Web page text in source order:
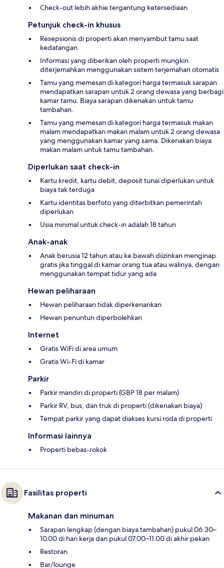
Check-out lebih akhie tergantung ketersediaan
Petunjuk check-in khusus
Resepsionis di properti akan menyambut tamu saat
kedatangan
Informasi yang diberikan oleh properti mungkin
diterjemahkan menggunakan sistem terjemahan otomatis
Tamu yang memesan di kategori harga termasuk sarapan
mendapatkan sarapan untuk 2 orang dewasa yang berbagi
kamar tamu. Biaya sarapan dikenakan untuk tamu
tambahan.
Tamu yang memesan di kategori harga termasuk makan
malam mendapatkan makan malam untuk 2 orang dewasa
yang menggunakan kamar yang sama. Dikenakan biaya
makan malam untuk tamu tambahan.
Diperlukan saat check-in
Kartu kredit, kartu debit, deposit tunai diperlukan untuk
biaya tak terduga
Kartu identitas berfoto yang diterbitkan pemerintah
diperlukan
Usia minimal untuk check-in adalah 18 tahun
Anak-anak
Anak berusia 12 tahun atau ke bawah diizinkan menginap
gratis jika tinggal di kamar orang tua atau walinya, dengan
menggunakan tempat tidur yang ada
Hewan peliharaan
Hewan peliharaan tidak diperkenankan
Hewan penuntun diperbolehkan
Internet
Gratis WiFi di area umum
Gratis Wi-Fi di kamar
Parkir
Parkir mandiri di properti (GBP 18 per malam)
Parkir RV, bus, dan truk di properti (dikenakan biaya)
Tempat parkir yang dapat diakses kursi roda di properti
Informasi lainnya
Properti bebas-rokok
Fasilitas properti
Makanan dan minuman
Sarapan lengkap (dengan biaya tambahan) pukul 06.30–
10.00 di hari kerja dan pukul 07.00–11.00 di akhir pekan
Restoran
Bar/lounge